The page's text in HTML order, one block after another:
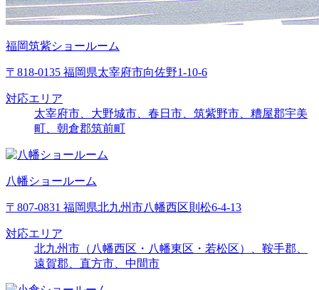
福岡筑紫ショールーム
〒818-0135 福岡県太宰府市向佐野1-10-6
対応エリア
太宰府市、大野城市、春日市、筑紫野市、糟屋郡宇美
町、朝倉郡筑前町
八幡ショールーム
〒807-0831 福岡県北九州市八幡西区則松6-4-13
対応エリア
北九州市（八幡西区・八幡東区・若松区）、鞍手郡、
遠賀郡、直方市、中間市